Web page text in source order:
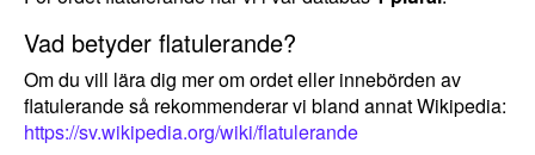
Vad betyder flatulerande?
Om du vill lära dig mer om ordet eller innebörden av
flatulerande så rekommenderar vi bland annat Wikipedia:
https://sv.wikipedia.org/wiki/flatulerande